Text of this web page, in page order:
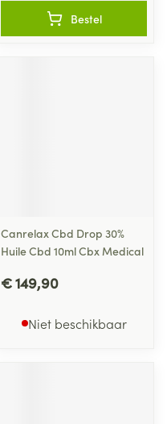
Bestel
Canrelax Cbd Drop 30%
Huile Cbd 10ml Cbx Medical
€ 149,90
Niet beschikbaar